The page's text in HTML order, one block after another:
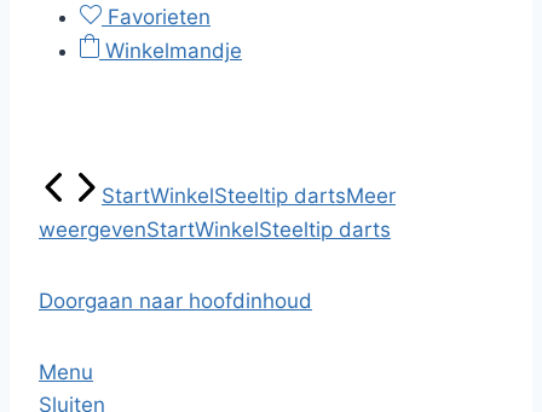
Favorieten
Winkelmandje
StartWinkelSteeltip dartsMeer
weergevenStartWinkelSteeltip darts
Doorgaan naar hoofdinhoud
Menu
Sluiten